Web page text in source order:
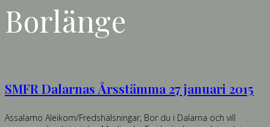
Borlänge
SMFR Dalarnas Årsstämma 27 januari 2015
Assalamo Aleikom/Fredshälsningar, Bor du i Dalarna och vill